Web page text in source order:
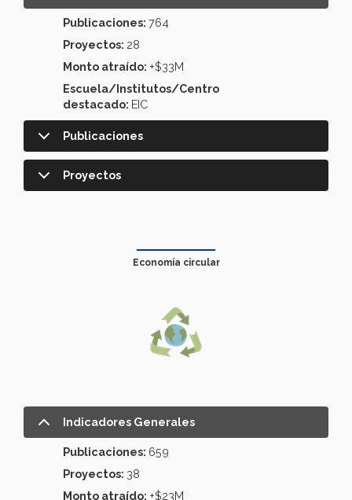
Publicaciones: 764
Proyectos: 28
Monto atraído: +$33M
Escuela/Institutos/Centro
destacado: EIC
Publicaciones
Proyectos
Economía circular
Indicadores Generales
Publicaciones: 659
Proyectos: 38
Monto atraído: +$23M